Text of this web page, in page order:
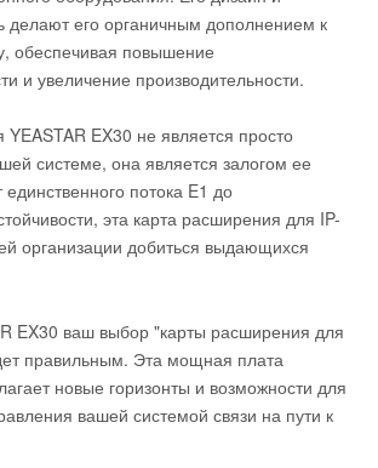
делают его органичным дополнением к
обеспечивая повышение
и увеличение производительности.
EX30 не является просто
системе, она является залогом ее
потока E1 до
эта карта расширения для IP-
организации добиться выдающихся
EX30 ваш выбор "карты расширения для
правильным. Эта мощная плата
новые горизонты и возможности для
вашей системой связи на пути к